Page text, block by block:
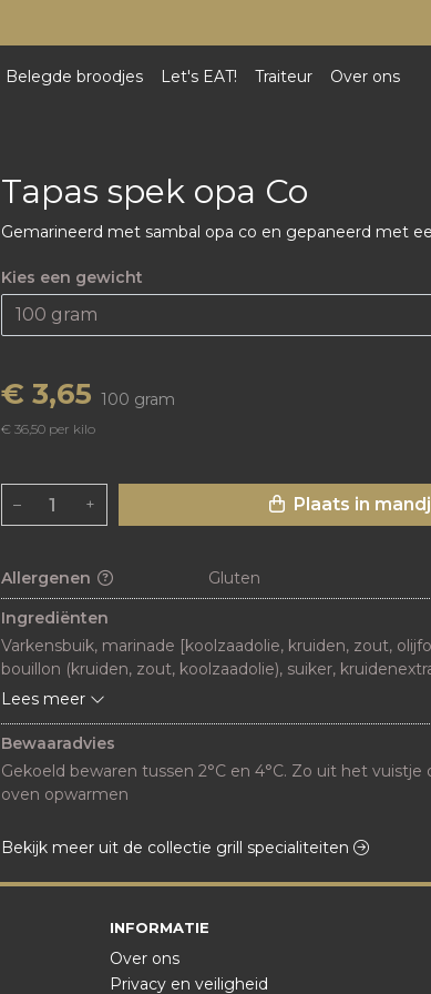
Belegde broodjes Let's EAT! Traiteur Over ons
Tapas spek opa Co
Gemarineerd met sambal opa co en gepaneerd met
Kies een gewicht
€ 3,65 100 gram
€ 36,50 per kilo
– + Plaats in
Allergenen
Gluten
Ingrediënten
Varkensbuik, marinade [koolzaadolie, kruiden, zout,
bouillon (kruiden, zout, koolzaadolie), suiker,
maltodextrine, honing, aroma], sambal oelek
Lees meer
Bewaaradvies
Gekoeld bewaren tussen 2°C en 4°C. Zo uit het vuistje
Bekijk meer uit de collectie grill specialiteiten
INFORMATIE
Over ons
Privacy en veiligheid